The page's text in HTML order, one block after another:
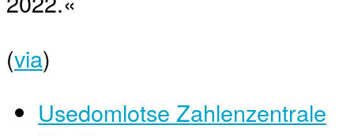
(via)
Usedomlotse Zahlenzentrale